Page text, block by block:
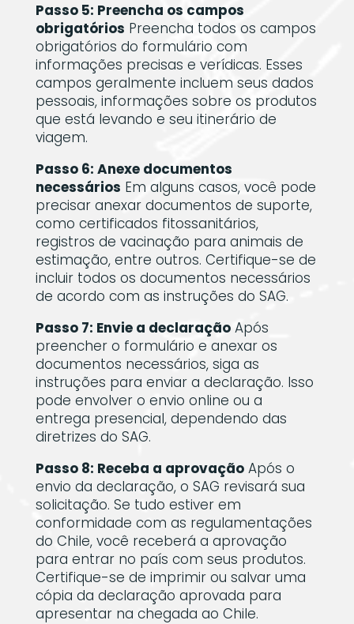
Passo 5: Preencha os campos
obrigatórios Preencha todos os campos
obrigatórios do formulário com
informações precisas e verídicas. Esses
campos geralmente incluem seus dados
pessoais, informações sobre os produtos
que está levando e seu itinerário de
viagem.
Passo 6: Anexe documentos
necessários Em alguns casos, você pode
precisar anexar documentos de suporte,
como certificados fitossanitários,
registros de vacinação para animais de
estimação, entre outros. Certifique-se de
incluir todos os documentos necessários
de acordo com as instruções do SAG.
Passo 7: Envie a declaraçãoApós
preencher o formulário e anexar os
documentos necessários, siga as
instruções para enviar a declaração. Isso
pode envolver o envio online ou a
entrega presencial, dependendo das
diretrizes do SAG.
Passo 8: Receba a aprovaçãoApós o
envio da declaração, o SAG revisará sua
solicitação. Se tudo estiver em
conformidade com as regulamentações
do Chile, você receberá a aprovação
para entrar no país com seus produtos.
Certifique-se de imprimir ou salvar uma
cópia da declaração aprovada para
apresentar na chegada ao Chile.